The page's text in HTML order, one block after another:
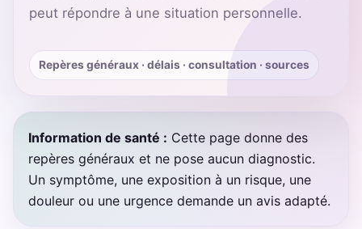
peut répondre à une situation personnelle.
Repères généraux · délais · consultation · sources
Information de santé : Cette page donne des
repères généraux et ne pose aucun diagnostic.
Un symptôme, une exposition à un risque, une
douleur ou une urgence demande un avis adapté.